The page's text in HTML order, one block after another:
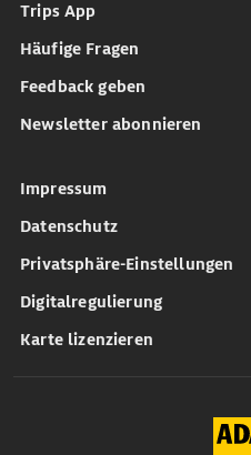
Trips App
Häufige Fragen
Feedback geben
Newsletter abonnieren
Impressum
Datenschutz
Privatsphäre-Einstellungen
Digitalregulierung
Karte lizenzieren